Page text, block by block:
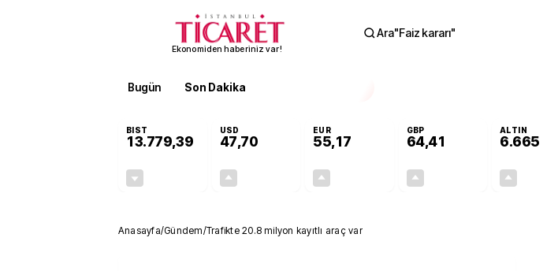
Ekonomiden haberiniz var!
Ara"Faiz kararı"
Bugün Son Dakika
BIST
13.779,39
USD
47,70
EUR
55,17
GBP
64,41
ALTIN
6.665
Anasayfa/Gündem/Trafikte 20.8 milyon kayıtlı araç var